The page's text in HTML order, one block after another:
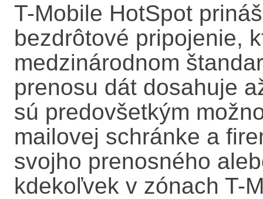
T-Mobile HotSpot
bezdrôtové pripojenie,
medzinárodnom
prenosu dát dosahuje
sú predovšetkým
mailovej schránke a
svojho prenosného
kdekoľvek v zónach T-